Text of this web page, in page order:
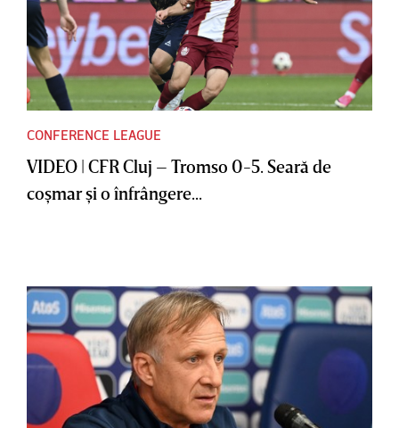
CONFERENCE LEAGUE
VIDEO | CFR Cluj – Tromso 0-5. Seară de
coşmar şi o înfrângere...